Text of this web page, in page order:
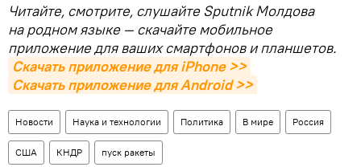
Читайте, смотрите, слушайте Sputnik Молдова
на родном языке — скачайте мобильное
приложение для ваших смартфонов и планшетов.
Скачать приложение для iPhone >>
Скачать приложение для Android >>
Новости Наука и технологии Политика В мире Россия
США КНДР пуск ракеты